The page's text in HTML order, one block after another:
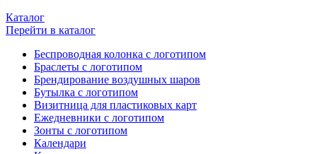
Каталог
Перейти в каталог
Беспроводная колонка с логотипом
Браслеты с логотипом
Брендирование воздушных шаров
Бутылка с логотипом
Визитница для пластиковых карт
Ежедневники с логотипом
Зонты с логотипом
Календари